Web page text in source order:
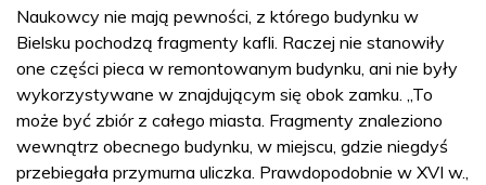
Naukowcy nie mają pewności, z którego budynku w
Bielsku pochodzą fragmenty kafli. Raczej nie stanowiły
one części pieca w remontowanym budynku, ani nie były
wykorzystywane w znajdującym się obok zamku. „To
może być zbiór z całego miasta. Fragmenty znaleziono
wewnątrz obecnego budynku, w miejscu, gdzie niegdyś
przebiegała przymurna uliczka. Prawdopodobnie w XVI w.,